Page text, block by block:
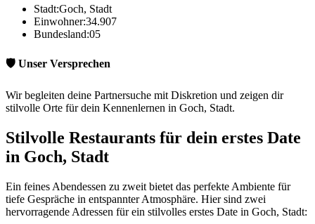
Stadt:Goch, Stadt
Einwohner:34.907
Bundesland:05
🛡️ Unser Versprechen
Wir begleiten deine Partnersuche mit Diskretion und zeigen dir
stilvolle Orte für dein Kennenlernen in Goch, Stadt.
Stilvolle Restaurants für dein erstes Date
in Goch, Stadt
Ein feines Abendessen zu zweit bietet das perfekte Ambiente für
tiefe Gespräche in entspannter Atmosphäre. Hier sind zwei
hervorragende Adressen für ein stilvolles erstes Date in Goch, Stadt: